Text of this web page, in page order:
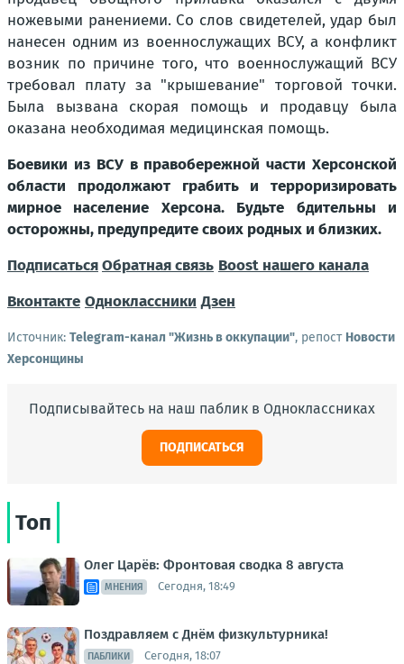
ножевыми ранениеми. Со слов свидетелей, удар был
нанесен одним из военнослужащих ВСУ, а конфликт
возник по причине того, что военнослужащий ВСУ
требовал плату за "крышевание" торговой точки.
Была вызвана скорая помощь и продавцу была
оказана необходимая медицинская помощь.
Боевики из ВСУ в правобережной части Херсонской
области продолжают грабить и терроризировать
мирное население Херсона. Будьте бдительны и
осторожны, предупредите своих родных и близких.
ПодписатьсяОбратная связь Boost нашего канала
Вконтакте Одноклассники Дзен
Источник: Telegram-канал "Жизнь в оккупации", репост Новости
Херсонщины
Подписывайтесь на наш паблик в Одноклассниках
ПОДПИСАТЬСЯ
Топ
Олег Царёв: Фронтовая сводка 8 августа
МНЕНИЯ Сегодня, 18:49
Поздравляем с Днём физкультурника!
ПАБЛИКИ Сегодня, 18:07